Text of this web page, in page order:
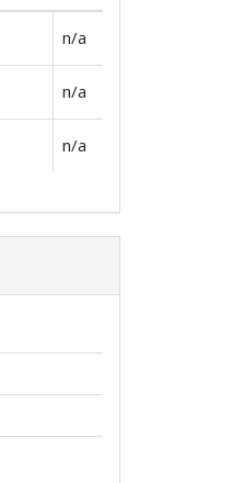
n/a
n/a
n/a